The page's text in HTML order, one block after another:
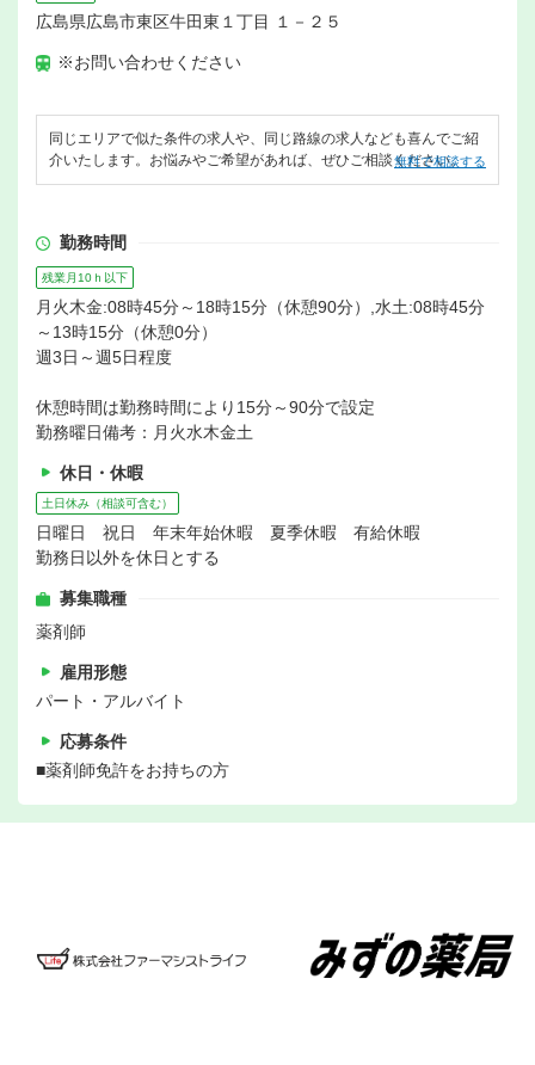
広島県広島市東区牛田東１丁目 １－２５
※お問い合わせください
同じエリアで似た条件の求人や、同じ路線の求人なども喜んでご紹
介いたします。お悩みやご希望があれば、ぜひご相談ください。
無料で相談する
勤務時間
残業月10ｈ以下
月火木金:08時45分～18時15分（休憩90分）,水土:08時45分
～13時15分（休憩0分）
週3日～週5日程度
休憩時間は勤務時間により15分～90分で設定
勤務曜日備考：月火水木金土
休日・休暇
土日休み（相談可含む）
日曜日 祝日 年末年始休暇 夏季休暇 有給休暇
勤務日以外を休日とする
募集職種
薬剤師
雇用形態
パート・アルバイト
応募条件
■薬剤師免許をお持ちの方